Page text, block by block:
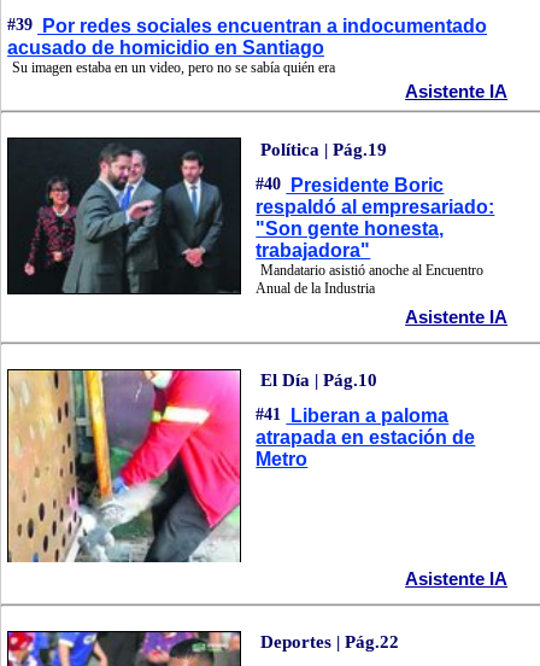
#39
Por redes sociales encuentran a indocumentado
acusado de homicidio en Santiago
Su imagen estaba en un video, pero no se sabía quién era
Asistente IA
Política | Pág.19
#40
Presidente Boric
respaldó al empresariado:
"Son gente honesta,
trabajadora"
Mandatario asistió anoche al Encuentro
Anual de la Industria
Asistente IA
El Día | Pág.10
#41
Liberan a paloma
atrapada en estación de
Metro
Asistente IA
Deportes | Pág.22